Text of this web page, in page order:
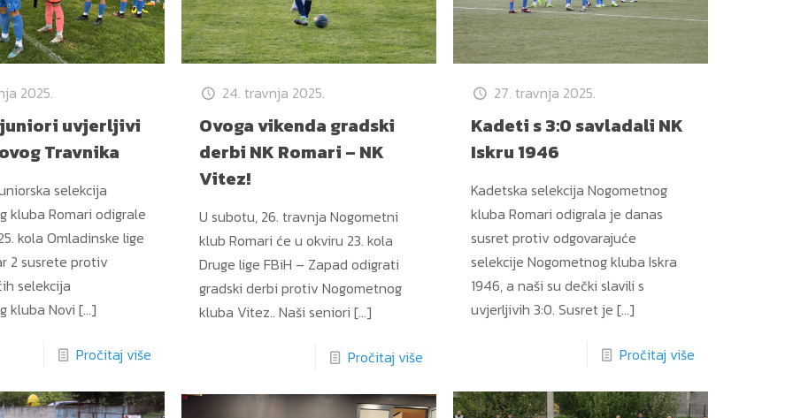
2025.
uvjerljivi
Travnika
selekcija
kluba Romari odigrale
kola Omladinske lige
2 susrete protiv
selekcija
kluba Novi […]
Pročitaj više
24. travnja 2025.
Ovoga vikenda gradski
derbi NK Romari – NK
Vitez!
U subotu, 26. travnja Nogometni
klub Romari će u okviru 23. kola
Druge lige FBiH – Zapad odigrati
gradski derbi protiv Nogometnog
kluba Vitez.. Naši seniori […]
Pročitaj više
27. travnja 2025.
Kadeti s 3:0 savladali NK
Iskru 1946
Kadetska selekcija Nogometnog
kluba Romari odigrala je danas
susret protiv odgovarajuće
selekcije Nogometnog kluba Iskra
1946, a naši su dečki slavili s
uvjerljivih 3:0. Susret je […]
Pročitaj više